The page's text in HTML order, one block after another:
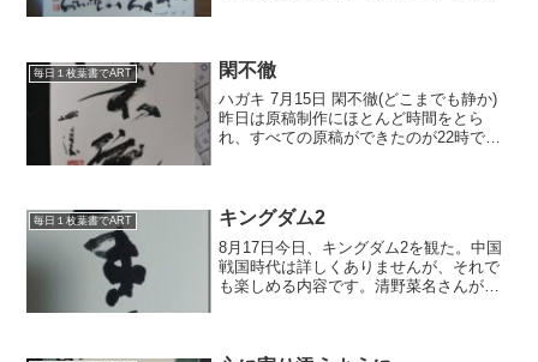
ったかな公開された...
毎日１枚葉書でART 閑不徹
ハガキ 7月15日 閑不徹(どこまでも静か)
昨日は原稿制作にほとんど時間をとら
れ、すべての原稿ができたのが22時でし
午前の教...
毎日１枚葉書でART キングダム2
8月17日今日、キングダム2を観た。中国
戦国時代は詳しくありませんが、それで
も楽しめる内容です。清野菜名さんがよ